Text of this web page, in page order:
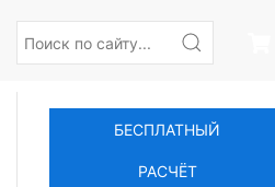
БЕСПЛАТНЫЙ
РАСЧЁТ